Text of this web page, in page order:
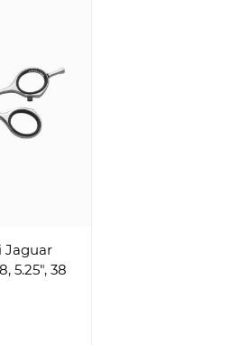
Jaguar
5.25", 38